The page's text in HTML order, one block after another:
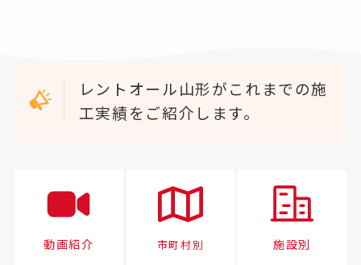
レントオール山形がこれまでの施
工実績をご紹介します。
動画紹介 市町村別 施設別